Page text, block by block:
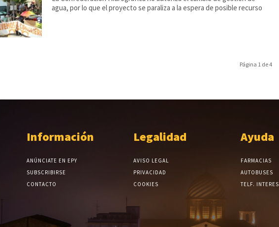
agua, por lo que el proyecto se paraliza a la espera de posible recurso
Página 1 de 4
Información
ANÚNCIATE EN EPY
SUBSCRIBIRSE
CONTACTO
Legalidad
AVISO LEGAL
PRIVACIDAD
COOKIES
Ayuda
FARMACIAS
AUTOBUSES
TELF. INTERES